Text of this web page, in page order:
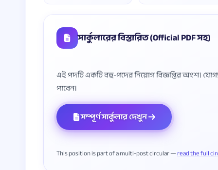
সার্কুলারের বিস্তারিত (Official PDF সহ)
এই পদটি একটি বহু-পদের নিয়োগ বিজ্ঞপ্তির অংশ।
সম্পূর্ণ সার্কুলার দেখুন
This position is part of a multi-post circular —read the full